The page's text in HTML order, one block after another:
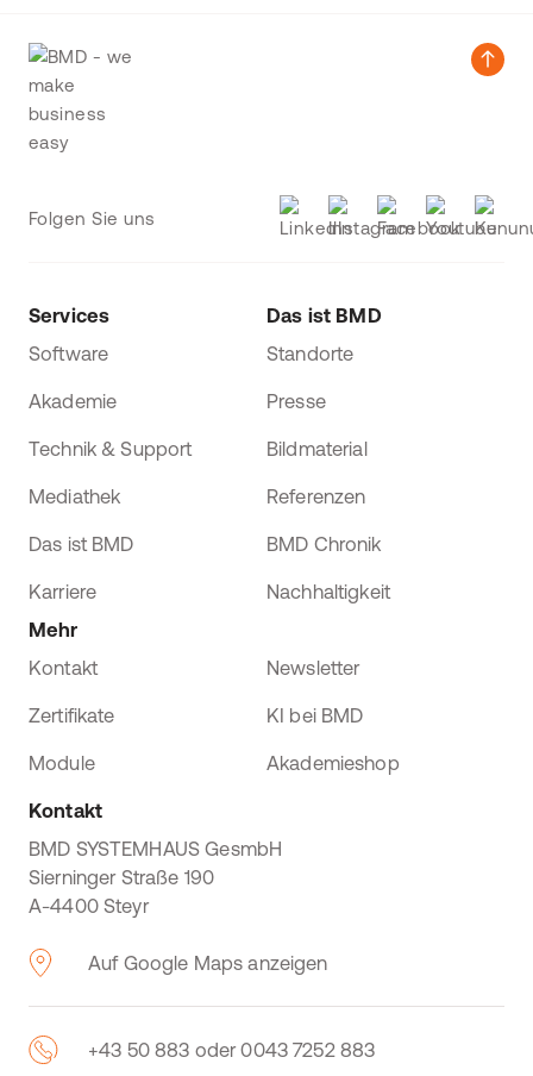
Folgen Sie uns
Services
Software
Akademie
Technik & Support
Mediathek
Das ist BMD
Karriere
Das ist BMD
Standorte
Presse
Bildmaterial
Referenzen
BMD Chronik
Nachhaltigkeit
Mehr
Kontakt
Newsletter
Zertifikate KI bei BMD
Module Akademieshop
Kontakt
BMD SYSTEMHAUS GesmbH
Sierninger Straße 190
A-4400 Steyr
Auf Google Maps anzeigen
+43 50 883 oder 0043 7252 883